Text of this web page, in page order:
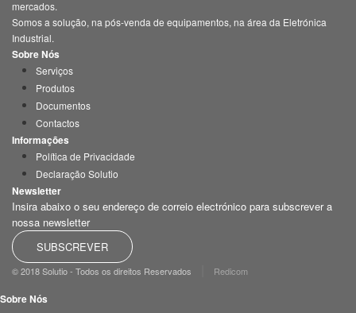
mercados.
Somos a solução, na pós-venda de equipamentos, na área da Eletrónica
Industrial.
Sobre Nós
Serviços
Produtos
Documentos
Contactos
Informações
Política de Privacidade
Declaração Solutio
Newsletter
Insira abaixo o seu endereço de correio electrónico para subscrever a
nossa newsletter
SUBSCREVER
© 2018 Solutio - Todos os direitos Reservados Redicom
Sobre Nós